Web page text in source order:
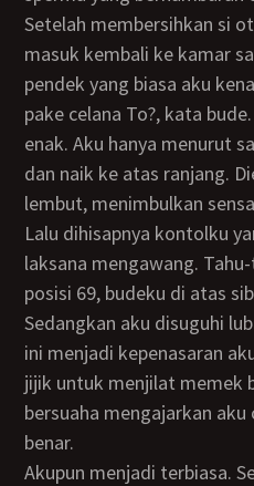
Setelah membersihkan si otong dari sisa sperma aku
masuk kembali ke kamar
pendek yang biasa aku
pake celana To?, kata
enak. Aku hanya menurut
dan naik ke atas ranjang.
lembut, menimbulkan
Lalu dihisapnya kontolku yang bikin perasaannku
laksana mengawang.
posisi 69, budeku di atas
Sedangkan aku disuguhi
ini menjadi kepenasaran
jijik untuk menjilat memek
bersuaha mengajarkan
benar.
Akupun menjadi terbiasa. Sekitar lima menit pada